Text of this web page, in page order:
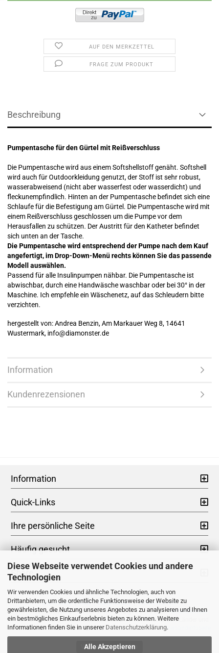
Diese Webseite verwendet Cookies und andere
Technologien
Wir verwenden Cookies und ähnliche Technologien, auch von
Drittanbietern, um die ordentliche Funktionsweise der Website zu
gewährleisten, die Nutzung unseres Angebotes zu analysieren und Ihnen
ein bestmögliches Einkaufserlebnis bieten zu können. Weitere
Informationen finden Sie in unserer Datenschutzerklärung.
Alle Akzeptieren
AUF DEN MERKZETTEL
FRAGE ZUM PRODUKT
Beschreibung
Pumpentasche für den Gürtel mit Reißverschluss
Die Pumpentasche wird aus einem Softshellstoff genäht. Softshell
wird auch für Outdoorkleidung genutzt, der Stoff ist sehr robust,
wasserabweisend (nicht aber wasserfest oder wasserdicht) und
fleckunempfindlich. Hinten an der Pumpentasche befindet sich eine
Schlaufe für die Befestigung am Gürtel. Die Pumpentasche wird mit
einem Reißverschluss geschlossen um die Pumpe vor dem
Herausfallen zu schützen. Der Austritt für den Katheter befindet
sich unten an der Tasche.
Die Pumpentasche wird entsprechend der Pumpe nach dem Kauf
angefertigt, im Drop-Down-Menü rechts können Sie das passende
Modell auswählen.
Passend für alle Insulinpumpen nähbar. Die Pumpentasche ist
abwischbar, durch eine Handwäsche waschbar oder bei 30° in der
Maschine. Ich empfehle ein Wäschenetz, auf das Schleudern bitte
verzichten.
hergestellt von: Andrea Benzin, Am Markauer Weg 8, 14641
Wustermark, info@diamonster.de
Information
Kundenrezensionen
Information
Quick-Links
Ihre persönliche Seite
Häufig gesucht
Share
Impressum|AGB|Datenschutz|Widerrufsrecht
* Kein Steuerausweis gem. Kleinuntern.-Reg.§19 UStG zzgl.Versandkosten
** Gilt für Lieferungen nach Deutschland. Lieferzeiten für andere Länder und
Informationen zur Berechnung des Liefertermins siehe hier -Versandinfoseite
Vertrag widerrufen